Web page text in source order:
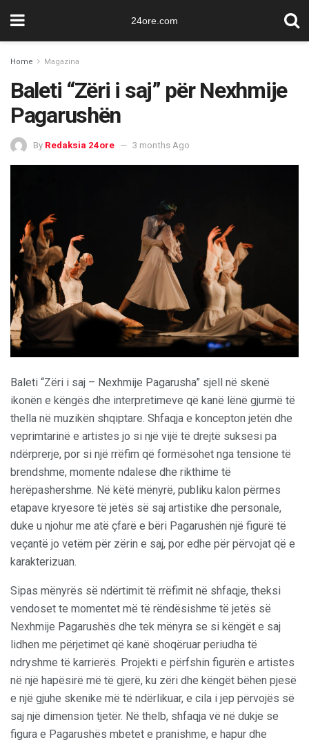
24ore.com
Home Magazina
Baleti “Zëri i saj” për Nexhmije
Pagarushën
By Redaksia 24ore 3 months Ago
Baleti “Zëri i saj – Nexhmije Pagarusha” sjell në skenë
ikonën e këngës dhe interpretimeve që kanë lënë gjurmë të
thella në muzikën shqiptare. Shfaqja e koncepton jetën dhe
veprimtarinë e artistes jo si një vijë të drejtë suksesi pa
ndërprerje, por si një rrëfim që formësohet nga tensione të
brendshme, momente ndalese dhe rikthime të
herëpashershme. Në këtë mënyrë, publiku kalon përmes
etapave kryesore të jetës së saj artistike dhe personale,
duke u njohur me atë çfarë e bëri Pagarushën një figurë të
veçantë jo vetëm për zërin e saj, por edhe për përvojat që e
karakterizuan.
Sipas mënyrës së ndërtimit të rrëfimit në shfaqje, theksi
vendoset te momentet më të rëndësishme të jetës së
Nexhmije Pagarushës dhe tek mënyra se si këngët e saj
lidhen me përjetimet që kanë shoqëruar periudha të
ndryshme të karrierës. Projekti e përfshin figurën e artistes
në një hapësirë më të gjerë, ku zëri dhe këngët bëhen pjesë
e një gjuhe skenike më të ndërlikuar, e cila i jep përvojës së
saj një dimension tjetër. Në thelb, shfaqja vë në dukje se
figura e Pagarushës mbetet e pranishme, e hapur dhe